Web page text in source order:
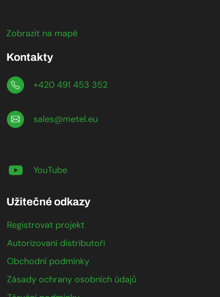
Zobrazit na mapě
Kontakty
+420 491 453 352
sales@metel.eu
YouTube
Užitečné odkazy
Registrovat projekt
Autorizovaní distributoři
Obchodní podmínky
Zásady ochrany osobních údajů